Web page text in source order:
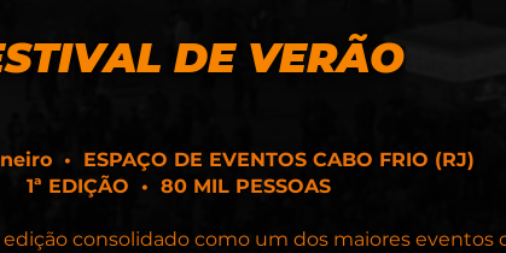
DE VERÃO
• ESPAÇO DE EVENTOS CABO FRIO (RJ)
1ª EDIÇÃO • 80 MIL PESSOAS
consolidado como um dos maiores eventos